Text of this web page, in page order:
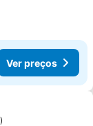
Ver preços
favoritos